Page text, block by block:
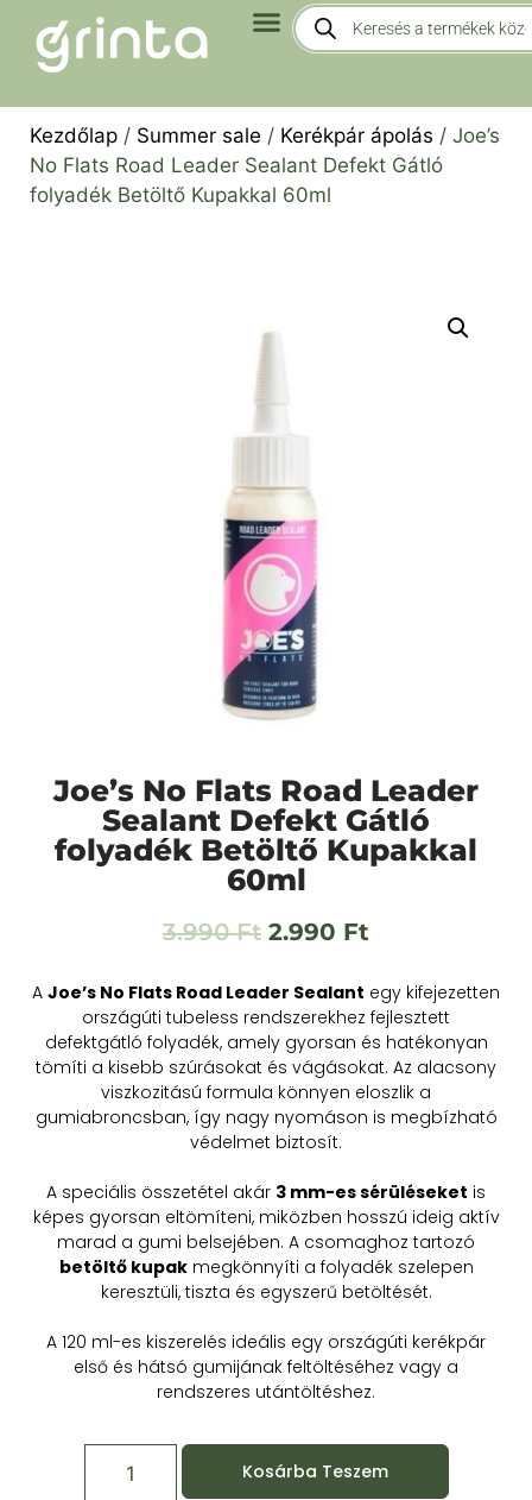
Kezdőlap / Summer sale / Kerékpár ápolás / Joe’s
No Flats Road Leader Sealant Defekt Gátló
folyadék Betöltő Kupakkal 60ml
Joe’s No Flats Road Leader
Sealant Defekt Gátló
folyadék Betöltő Kupakkal
60ml
3.990Ft 2.990 Ft
A Joe’s No Flats Road Leader Sealant egy kifejezetten
országúti tubeless rendszerekhez fejlesztett
defektgátló folyadék, amely gyorsan és hatékonyan
tömíti a kisebb szúrásokat és vágásokat. Az alacsony
viszkozitású formula könnyen eloszlik a
gumiabroncsban, így nagy nyomáson is megbízható
védelmet biztosít.
A speciális összetétel akár 3 mm-es sérüléseket is
képes gyorsan eltömíteni, miközben hosszú ideig aktív
marad a gumi belsejében. A csomaghoz tartozó
betöltő kupakmegkönnyíti a folyadék szelepen
keresztüli, tiszta és egyszerű betöltését.
A 120 ml-es kiszerelés ideális egy országúti kerékpár
első és hátsó gumijának feltöltéséhez vagy a
rendszeres utántöltéshez.
Kosárba Teszem